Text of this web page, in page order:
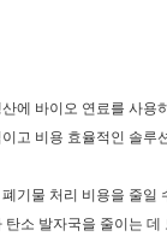
에 바이오 연료를 사
고 비용 효율적인 솔루
기물 처리 비용을 줄
소 발자국을 줄이는